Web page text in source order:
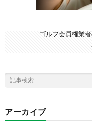
ゴルフ会員権業
アーカイブ